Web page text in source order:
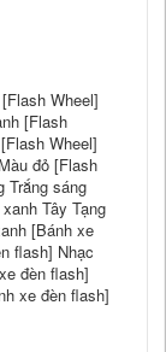
Wheel]
[Flash
Wheel]
đỏ [Flash
Trắng sáng
Tây Tạng
[Bánh xe
flash] Nhạc
đèn flash]
xe đèn flash]